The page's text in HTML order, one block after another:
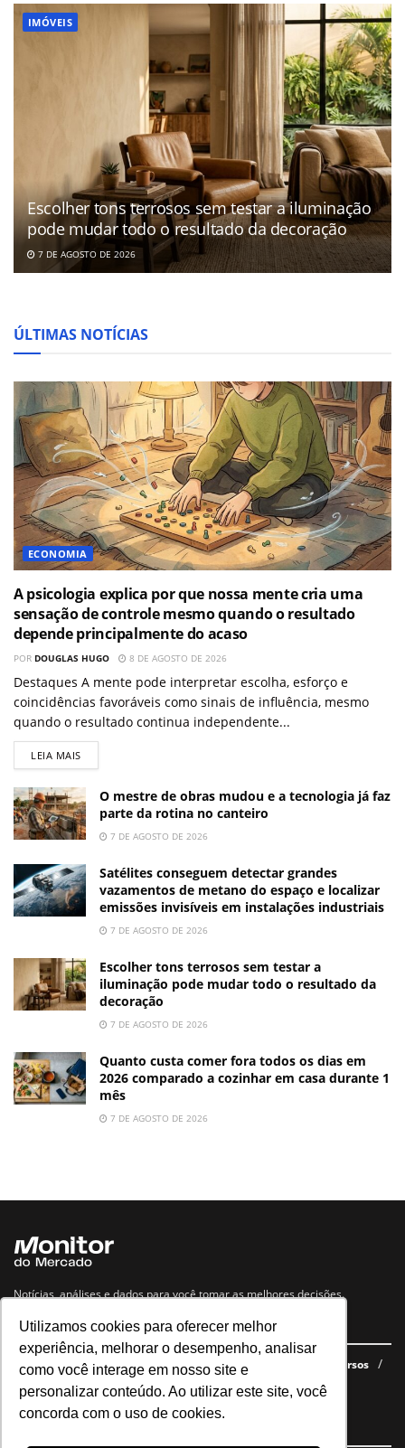
Utilizamos cookies para oferecer melhor
experiência, melhorar o desempenho, analisar
como você interage em nosso site e
personalizar conteúdo. Ao utilizar este site, você
concorda com o uso de cookies.
IMÓVEIS
Escolher tons terrosos sem testar a iluminação
pode mudar todo o resultado da decoração
7 DE AGOSTO DE 2026
ÚLTIMAS NOTÍCIAS
ECONOMIA
A psicologia explica por que nossa mente cria uma
sensação de controle mesmo quando o resultado
depende principalmente do acaso
POR DOUGLAS HUGO 8 DE AGOSTO DE 2026
Destaques A mente pode interpretar escolha, esforço e
coincidências favoráveis como sinais de influência, mesmo
quando o resultado continua independente...
LEIA MAIS
O mestre de obras mudou e a tecnologia já faz
parte da rotina no canteiro
7 DE AGOSTO DE 2026
Satélites conseguem detectar grandes
vazamentos de metano do espaço e localizar
emissões invisíveis em instalações industriais
7 DE AGOSTO DE 2026
Escolher tons terrosos sem testar a
iluminação pode mudar todo o resultado da
decoração
7 DE AGOSTO DE 2026
Quanto custa comer fora todos os dias em
2026 comparado a cozinhar em casa durante 1
mês
7 DE AGOSTO DE 2026
Notícias, análises e dados para você tomar as melhores decisões.
Navegue no site
Últimas notícias Quem somos E-books gratuitos
Cursos
Política de privacidade